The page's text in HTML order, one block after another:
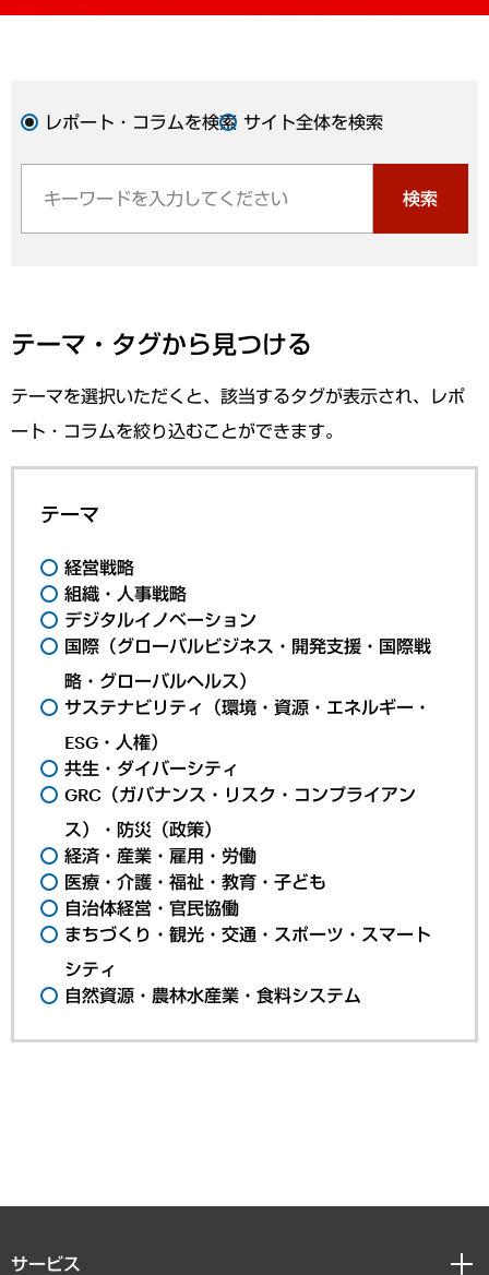
レポート・コラムを検索 サイト全体を検索
検索
テーマ・タグから見つける
テーマを選択いただくと、該当するタグが表示され、レポ
ート・コラムを絞り込むことができます。
テーマ
経営戦略
組織・人事戦略
デジタルイノベーション
国際（グローバルビジネス・開発支援・国際戦
略・グローバルヘルス）
サステナビリティ（環境・資源・エネルギー・
ESG・人権）
共生・ダイバーシティ
GRC（ガバナンス・リスク・コンプライアン
ス）・防災（政策）
経済・産業・雇用・労働
医療・介護・福祉・教育・子ども
自治体経営・官民協働
まちづくり・観光・交通・スポーツ・スマート
シティ
自然資源・農林水産業・食料システム
サービス